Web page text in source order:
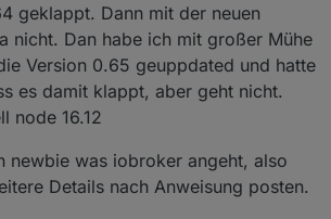
geklappt. Dann mit der neuen
nicht. Dan habe ich mit großer Mühe
Version 0.65 geuppdated und hatte
es damit klappt, aber geht nicht.
node 16.12
newbie was iobroker angeht, also
Details nach Anweisung posten.